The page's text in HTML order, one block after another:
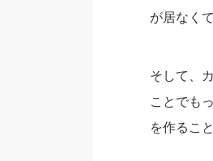
が居なく
そして、
ことでも
を作るこ